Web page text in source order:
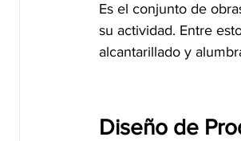
Es el conjunto de
su actividad. Entre
alcantarillado y
Diseño de